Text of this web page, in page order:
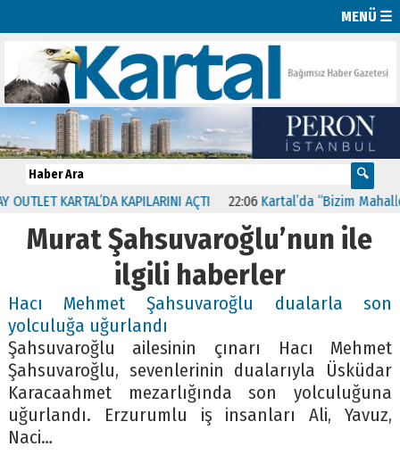
MENÜ ☰
KARTAL’DA KAPILARINI AÇTI 22:06 Kartal’da “Bizim Mahalle
Murat Şahsuvaroğlu’nun ile
ilgili haberler
Hacı Mehmet Şahsuvaroğlu dualarla son
yolculuğa uğurlandı
Şahsuvaroğlu ailesinin çınarı Hacı Mehmet
Şahsuvaroğlu, sevenlerinin dualarıyla Üsküdar
Karacaahmet mezarlığında son yolculuğuna
uğurlandı. Erzurumlu iş insanları Ali, Yavuz,
Naci…